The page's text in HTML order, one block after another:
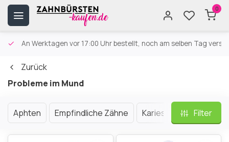
0
An Werktagen vor 17:00 Uhr bestellt, noch am selben Tag
Zurück
Probleme im Mund
Aphten Empfindliche Zähne Karies Mundgeruch
Filter